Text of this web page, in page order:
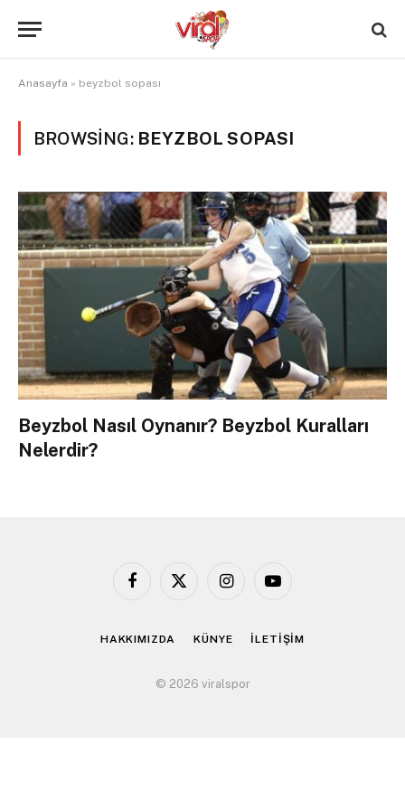
Anasayfa » beyzbol sopası
BROWSING: BEYZBOL SOPASI
Beyzbol Nasıl Oynanır? Beyzbol Kuralları
Nelerdir?
Facebook
X
InstagramYouTube
HAKKIMIZDA KÜNYE İLETİŞİM
© 2026 viralspor